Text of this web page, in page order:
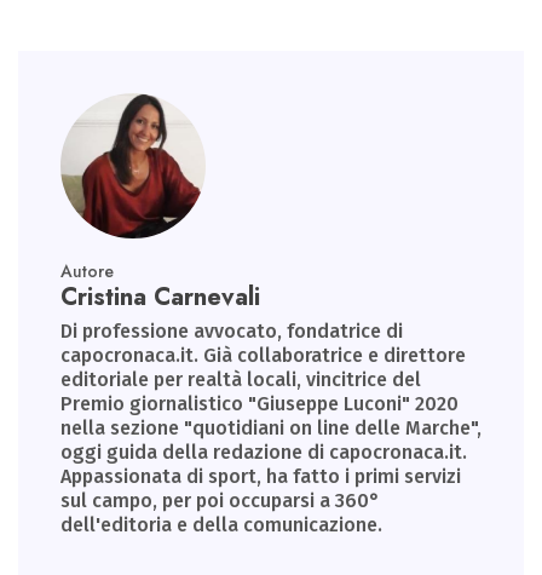
Autore
Cristina Carnevali
Di professione avvocato, fondatrice di
capocronaca.it. Già collaboratrice e direttore
editoriale per realtà locali, vincitrice del
Premio giornalistico "Giuseppe Luconi" 2020
nella sezione "quotidiani on line delle Marche",
oggi guida della redazione di capocronaca.it.
Appassionata di sport, ha fatto i primi servizi
sul campo, per poi occuparsi a 360°
dell'editoria e della comunicazione.